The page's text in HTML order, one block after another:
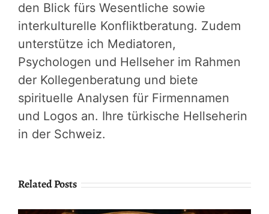
den Blick fürs Wesentliche sowie
interkulturelle Konfliktberatung. Zudem
unterstütze ich Mediatoren,
Psychologen und Hellseher im Rahmen
der Kollegenberatung und biete
spirituelle Analysen für Firmennamen
und Logos an. Ihre türkische Hellseherin
in der Schweiz.
Related Posts